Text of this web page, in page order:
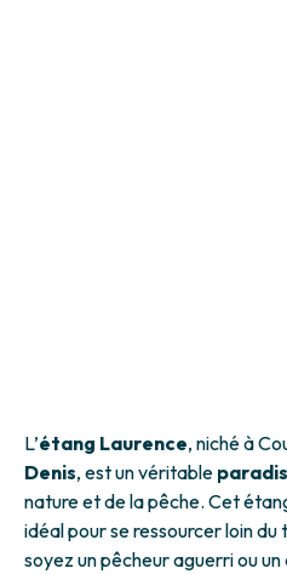
L’étang Laurence, niché à
Denis, est un véritable paradis
nature et de la pêche. Cet
idéal pour se ressourcer loin
soyez un pêcheur aguerri ou